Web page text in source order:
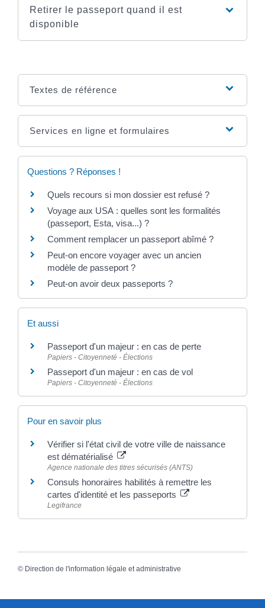
Retirer le passeport quand il est
disponible
Textes de référence
Services en ligne et formulaires
Questions ? Réponses !
Quels recours si mon dossier est refusé ?
Voyage aux USA : quelles sont les formalités
(passeport, Esta, visa...) ?
Comment remplacer un passeport abîmé ?
Peut-on encore voyager avec un ancien
modèle de passeport ?
Peut-on avoir deux passeports ?
Et aussi
Passeport d'un majeur : en cas de perte
Papiers - Citoyenneté - Élections
Passeport d'un majeur : en cas de vol
Papiers - Citoyenneté - Élections
Pour en savoir plus
Vérifier si l'état civil de votre ville de naissance
est dématérialisé
Agence nationale des titres sécurisés (ANTS)
Consuls honoraires habilités à remettre les
cartes d'identité et les passeports
Legifrance
© Direction de l'information légale et administrative